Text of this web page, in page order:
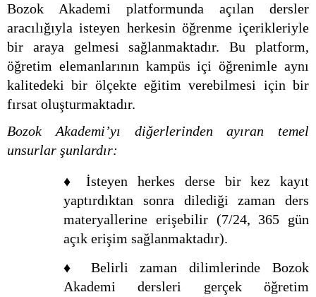
Bozok Akademi platformunda açılan dersler
aracılığıyla isteyen herkesin öğrenme içerikleriyle
bir araya gelmesi sağlanmaktadır. Bu platform,
öğretim elemanlarının kampüs içi öğrenimle aynı
kalitedeki bir ölçekte eğitim verebilmesi için bir
fırsat oluşturmaktadır.
Bozok Akademi’yı diğerlerinden ayıran temel
unsurlar şunlardır:
♦ İsteyen herkes derse bir kez kayıt
yaptırdıktan sonra dilediği zaman ders
materyallerine erişebilir (7/24, 365 gün
açık erişim sağlanmaktadır).
♦ Belirli zaman dilimlerinde Bozok
Akademi dersleri gerçek öğretim